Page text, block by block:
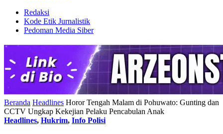
Redaksi
Kode Etik Jurnalistik
Pedoman Media Siber
Beranda Headlines Horor Tengah Malam di Pohuwato: Gunting dan
CCTV Ungkap Kekejian Pelaku Pencabulan Anak
Headlines, Hukrim, Info Polisi